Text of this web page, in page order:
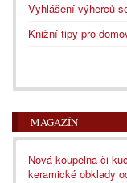
Vyhlášení výherců
Knižní tipy pro
MAGAZÍN
Nová koupelna či
keramické obklady